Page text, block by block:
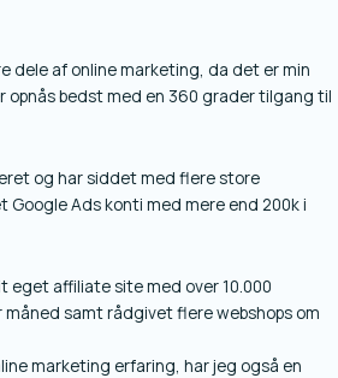
dele af online marketing, da det er min
bedst med en 360 grader tilgang til
og har siddet med flere store
Google Ads konti med mere end 200k i
eget affiliate site med over 10.000
samt rådgivet flere webshops om
marketing erfaring, har jeg også en